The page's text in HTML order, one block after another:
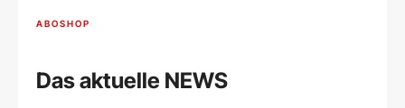
ABOSHOP
Das aktuelle NEWS